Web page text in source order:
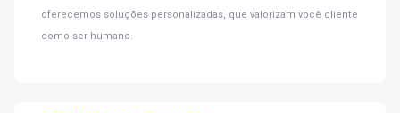
oferecemos soluções personalizadas, que valorizam você cliente
como ser humano.